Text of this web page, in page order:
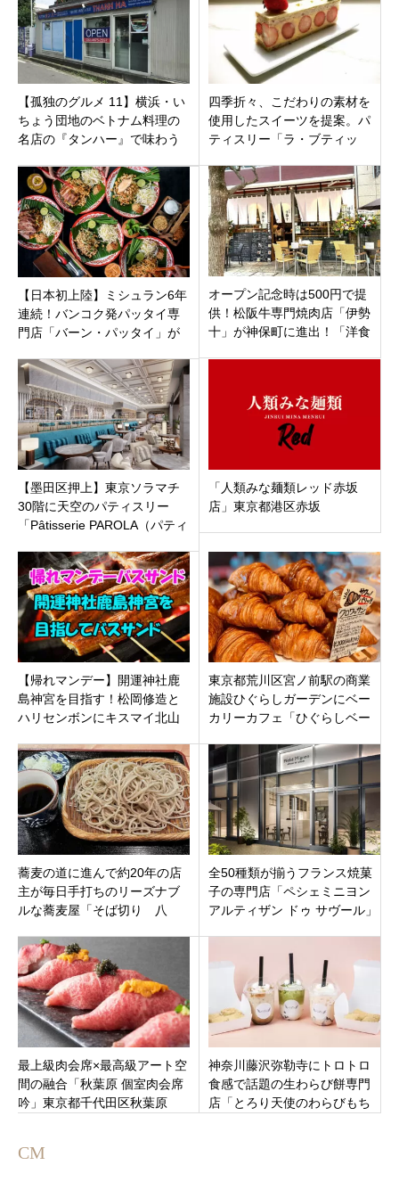
【孤独のグルメ 11】横浜・い
ちょう団地のベトナム料理の
名店の『タンハー』で味わう
ャージョー
四季折々、こだわりの素材を
使用したスイーツを提案。パ
ティスリー「ラ・ブティッ
神奈川県鎌倉市小町
【日本初上陸】ミシュラン6年
連続！バンコク発パッタイ専
門店「バーン・パッタイ」が
ン
オープン記念時は500円で提
供！松阪牛専門焼肉店「伊勢
十」が神保町に進出！「洋食
【墨田区押上】東京ソラマチ
30階に天空のパティスリー
「Pâtisserie PAROLA（パティ
月1日オープン
「人類みな麺類レッド赤坂
店」東京都港区赤坂
【帰れマンデー】開運神社鹿
島神宮を目指す！松岡修造と
ハリセンボンにキスマイ北山
ド
東京都荒川区宮ノ前駅の商業
施設ひぐらしガーデンにベー
カリーカフェ「ひぐらしベー
クリームも！
蕎麦の道に進んで約20年の店
主が毎日手打ちのリーズナブ
ルな蕎麦屋「そば切り 八
も！東京都板橋区大山東町
全50種類が揃うフランス焼菓
子の専門店「ペシェミニヨン
アルティザン ドゥ サヴール」
最上級肉会席×最高級アート空
間の融合「秋葉原 個室肉会席
吟」東京都千代田区秋葉原
神奈川藤沢弥勒寺にトロトロ
食感で話題の生わらび餅専門
店「とろり天使のわらびもち
CM